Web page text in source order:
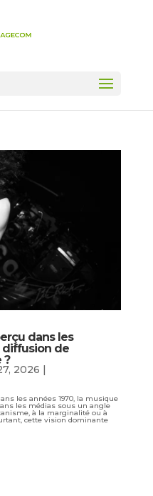
dans les
diffusion de
?
2026 |
les années 1970, la musique
les médias sous un angle
à la marginalité ou à
cette vision dominante